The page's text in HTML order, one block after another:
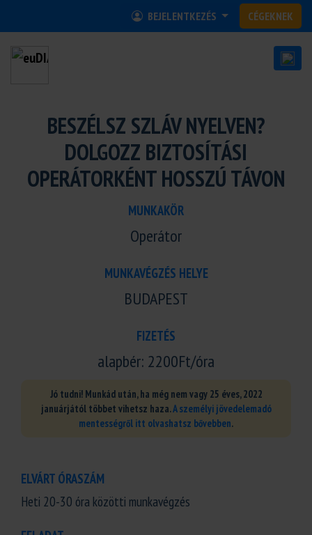
BEJELENTKEZÉS CÉGEKNEK
BESZÉLSZ SZLÁV NYELVEN?
DOLGOZZ BIZTOSÍTÁSI
OPERÁTORKÉNT HOSSZÚ TÁVON
MUNKAKÖR
Operátor
MUNKAVÉGZÉS HELYE
BUDAPEST
FIZETÉS
alapbér: 2200Ft/óra
Jó tudni! Munkád után, ha még nem vagy 25 éves, 2022
januárjától többet vihetsz haza.A személyi jövedelemadó
mentességről itt olvashatsz bővebben.
ELVÁRT ÓRASZÁM
Heti 20-30 óra közötti munkavégzés